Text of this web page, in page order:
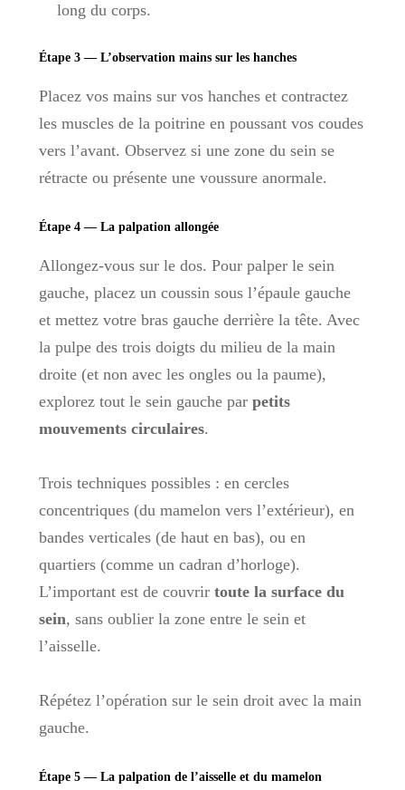
long du corps.
Étape 3 — L’observation mains sur les hanches
Placez vos mains sur vos hanches et contractez
les muscles de la poitrine en poussant vos coudes
vers l’avant. Observez si une zone du sein se
rétracte ou présente une voussure anormale.
Étape 4 — La palpation allongée
Allongez-vous sur le dos. Pour palper le sein
gauche, placez un coussin sous l’épaule gauche
et mettez votre bras gauche derrière la tête. Avec
la pulpe des trois doigts du milieu de la main
droite (et non avec les ongles ou la paume),
explorez tout le sein gauche par petits
mouvements circulaires.
Trois techniques possibles : en cercles
concentriques (du mamelon vers l’extérieur), en
bandes verticales (de haut en bas), ou en
quartiers (comme un cadran d’horloge).
L’important est de couvrir toute la surface du
sein, sans oublier la zone entre le sein et
l’aisselle.
Répétez l’opération sur le sein droit avec la main
gauche.
Étape 5 — La palpation de l’aisselle et du mamelon